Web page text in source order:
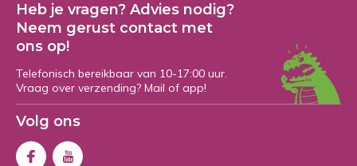
Heb je vragen? Advies nodig?
Neem gerust contact met
ons op!
Telefonisch bereikbaar van 10-17:00 uur.
Vraag over verzending? Mail of app!
Volg ons